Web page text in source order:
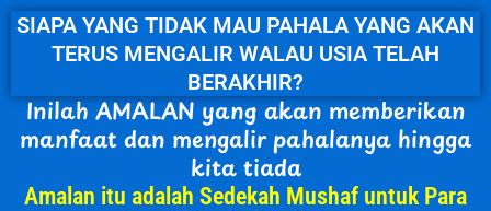
SIAPA YANG TIDAK MAU PAHALA YANG AKAN
TERUS MENGALIR WALAU USIA TELAH
BERAKHIR?
Inilah AMALAN yang akan memberikan
manfaat dan mengalir pahalanya hingga
kita tiada
Amalan itu adalah Sedekah Mushaf untuk Para